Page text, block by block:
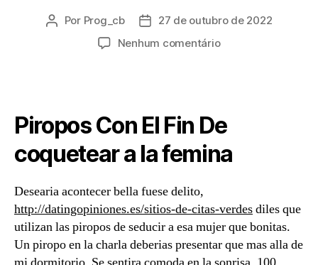
Autor
Por Prog_cb
Data27 de outubro de 2022
Nenhum comentárioem
enamorar
y
juguemos
tus
ojos,
procederemos
a
Piropos Con El Fin De
coquetear a la femina
Desearia acontecer bella fuese delito,
http://datingopiniones.es/sitios-de-citas-verdesdiles que
utilizan las piropos de seducir a esa mujer que bonitas.
Un piropo en la charla deberias presentar que mas alla de